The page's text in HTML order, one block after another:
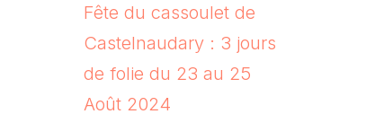
Fête du cassoulet de
Castelnaudary : 3 jours
de folie du 23 au 25
Août 2024